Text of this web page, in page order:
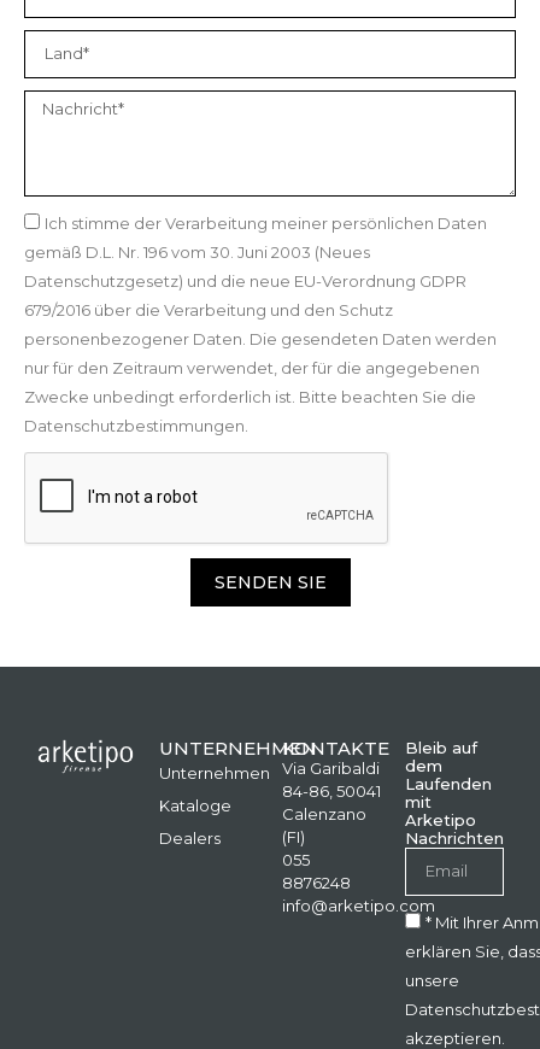
Ich stimme der Verarbeitung meiner persönlichen Daten
gemäß D.L. Nr. 196 vom 30. Juni 2003 (Neues
Datenschutzgesetz) und die neue EU-Verordnung GDPR
679/2016 über die Verarbeitung und den Schutz
personenbezogener Daten. Die gesendeten Daten werden
nur für den Zeitraum verwendet, der für die angegebenen
Zwecke unbedingt erforderlich ist. Bitte beachten Sie die
Datenschutzbestimmungen.
SENDEN SIE
UNTERNEHMEN
Unternehmen
Kataloge
Dealers
KONTAKTE
Via Garibaldi
84-86, 50041
Calenzano
(FI)
055
8876248
info@arketipo.com
Bleib auf
dem
Laufenden
mit
Arketipo
Nachrichten
* Mit Ihrer
erklären Sie,
unsere
akzeptieren.